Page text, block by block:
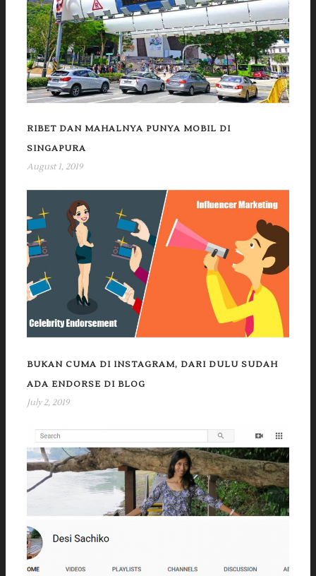
RIBET DAN MAHALNYA PUNYA MOBIL DI
SINGAPURA
August 1, 2019
BUKAN CUMA DI INSTAGRAM, DARI DULU SUDAH
ADA ENDORSE DI BLOG
July 2, 2019